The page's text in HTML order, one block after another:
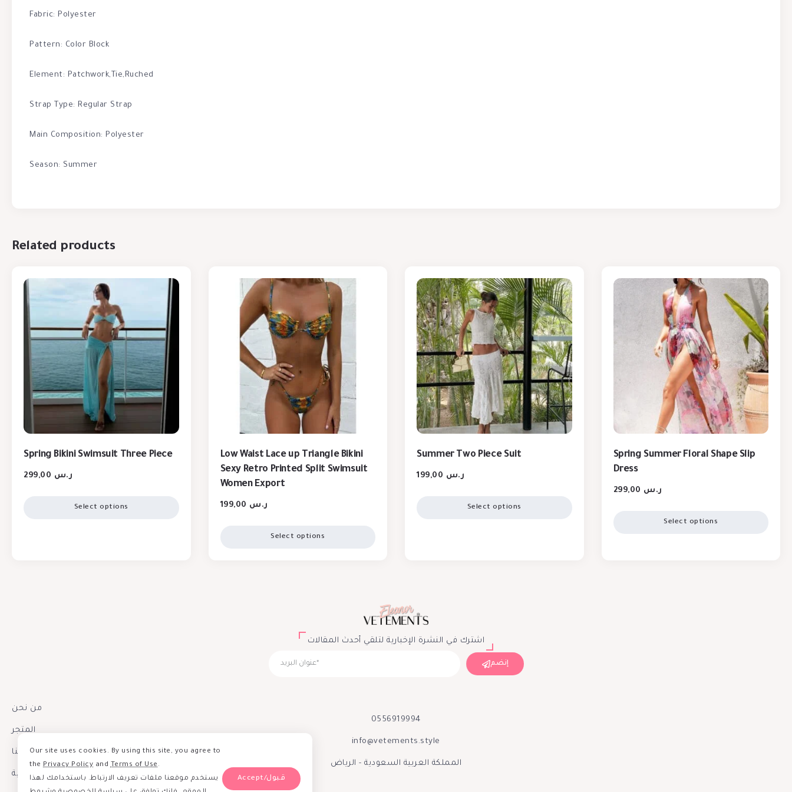
Fabric: Polyester
Pattern: Color Block
Element: Patchwork,Tie,Ruched
Strap Type: Regular Strap
Main Composition: Polyester
Season: Summer
Related products
Spring Bikini Swimsuit Three Piece
ر.س
Select options
Low Waist Lace up Triangle Bikini
Sexy Retro Printed Split Swimsuit
Women Export
ر.س
Select options
Summer Two Piece Suit
ر.س
Select options
Spring Summer Floral Shape Slip
Dress
ر.س
Select options
اشترك في النشرة الإخبارية لتلقي أحدث المقالات
إنضم
من نحن
المتجر
إتصل بنا
سياسة الخصوصية
0556919994
info@vetements.style
المملكة العربية السعودية - الرياض
Our site uses cookies. By using this site, you agree to
the Privacy Policy andTerms of Use.
يستخدم موقعنا ملفات تعريف الارتباط. باستخدامك لهذا
Accept/قبول